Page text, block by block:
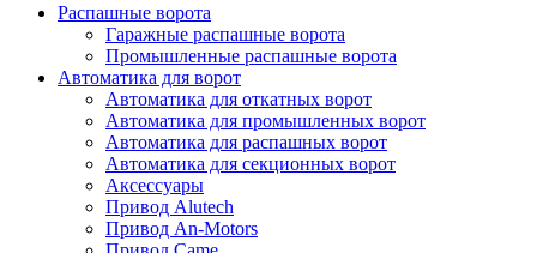
Распашные ворота
Гаражные распашные ворота
Промышленные распашные ворота
Автоматика для ворот
Автоматика для откатных ворот
Автоматика для промышленных ворот
Автоматика для распашных ворот
Автоматика для секционных ворот
Аксессуары
Привод Alutech
Привод An-Motors